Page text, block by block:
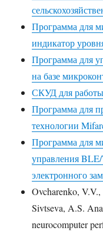
Программа для
индикатор
Программа для
на базе
СКУД для
Программа для
технологии
Программа для
управления
электронного
Ovcharenko,
Sivtseva, A.S.
neurocomputer